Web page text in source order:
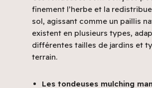
finement l’herbe et la
sol, agissant comme un paillis
existent en plusieurs types,
différentes tailles de jardins et
terrain.
Les tondeuses mulching